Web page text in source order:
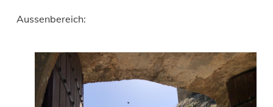
Aussenbereich: